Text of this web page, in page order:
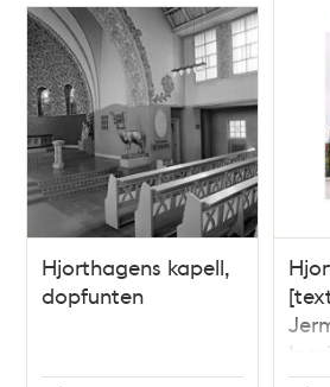
Lista
Karta
Hjorthagens kapell,
dopfunten